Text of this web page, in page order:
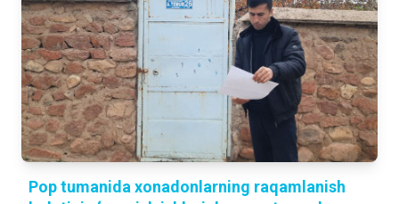
Pop tumanida хonadonlarning raqamlanish